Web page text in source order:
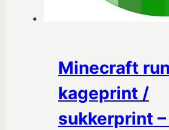
Minecraft
kageprint /
sukkerprint –